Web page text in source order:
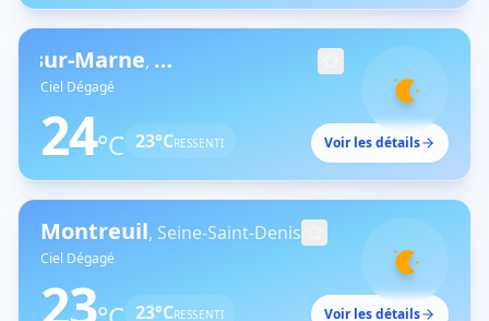
Champigny-sur-Marne
Ciel Dégagé
24°C 23°CRESSENTI Voir les détails
Montreuil, Seine-Saint-Denis
Ciel Dégagé
23 23°CRESSENTI Voir les détails